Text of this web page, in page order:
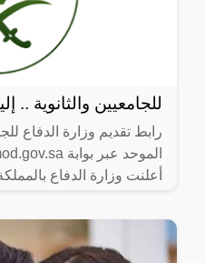
للجامعيين والثانوية
أعلنت وزارة الدفاع